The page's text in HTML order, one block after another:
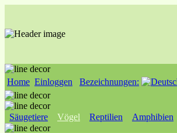
Home Einloggen Bezeichnungen:
Säugetiere Vögel Reptilien Amphibien